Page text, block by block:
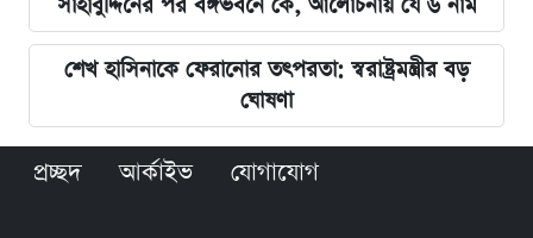
শেখ হাসিনাকে ফেরানোর তৎপরতা: স্বরাষ্ট্রমন্ত্রীর বড়
ঘোষণা
প্রচ্ছদ আর্কাইভ যোগাযোগ